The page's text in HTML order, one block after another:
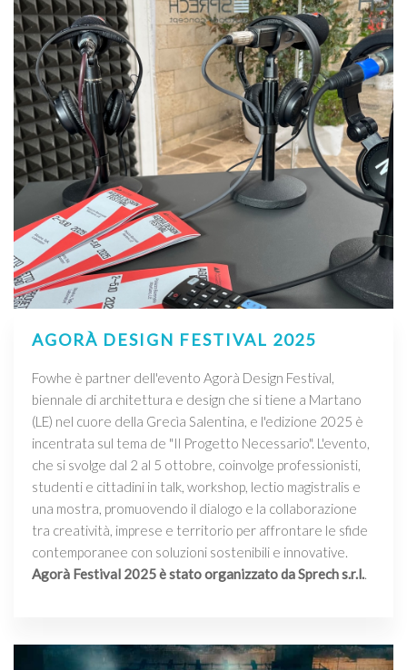
AGORÀ DESIGN FESTIVAL 2025
Fowhe è partner dell'evento Agorà Design Festival,
biennale di architettura e design che si tiene a Martano
(LE) nel cuore della Grecìa Salentina, e l'edizione 2025 è
incentrata sul tema de "Il Progetto Necessario". L'evento,
che si svolge dal 2 al 5 ottobre, coinvolge professionisti,
studenti e cittadini in talk, workshop, lectio magistralis e
una mostra, promuovendo il dialogo e la collaborazione
tra creatività, imprese e territorio per affrontare le sfide
contemporanee con soluzioni sostenibili e innovative.
Agorà Festival 2025 è stato organizzato da Sprech s.r.l..